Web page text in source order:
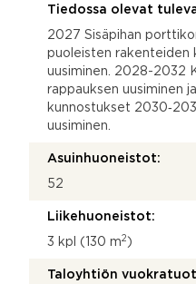
Tiedossa olevat
2027 Sisäpihan
puoleisten rakenteiden
uusiminen. 2028-2032
rappauksen uusiminen
kunnostukset
uusiminen.
Asuinhuoneistot:
52
Liikehuoneistot:
3 kpl (130 m2 )
Taloyhtiön